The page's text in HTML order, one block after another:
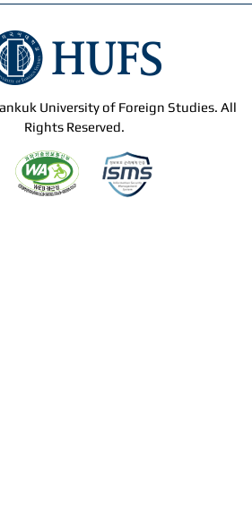
University of Foreign Studies. All
Rights Reserved.